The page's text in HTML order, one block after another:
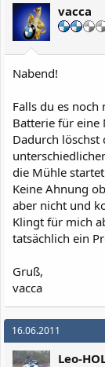
vacca
Nabend!
Falls du es
Batterie für eine
Dadurch löschst
die Mühle
Keine Ahnung
aber nicht und
Klingt für mich
tatsächlich ein
Gruß,
vacca
16.06.2011
Leo-